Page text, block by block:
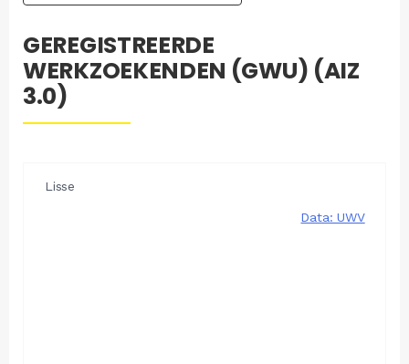
GEREGISTREERDE
WERKZOEKENDEN (GWU) (AIZ
3.0)